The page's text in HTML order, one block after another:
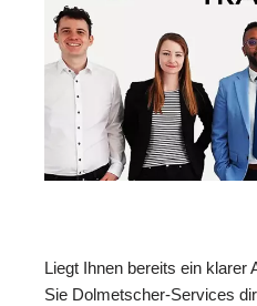
Liegt Ihnen bereits ein klarer
Sie Dolmetscher-Services